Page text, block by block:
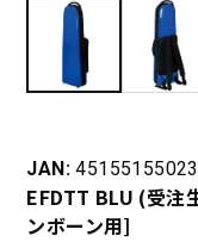
JAN:
EFDTT BLU (受注
ンボーン用]